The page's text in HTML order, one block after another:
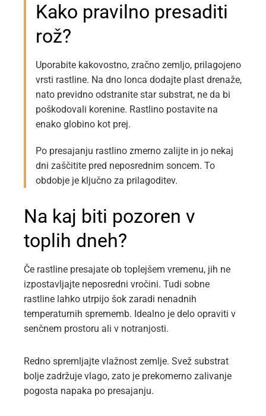
Kako pravilno presaditi
rož?
Uporabite kakovostno, zračno zemljo, prilagojeno
vrsti rastline. Na dno lonca dodajte plast drenaže,
nato previdno odstranite star substrat, ne da bi
poškodovali korenine. Rastlino postavite na
enako globino kot prej.
Po presajanju rastlino zmerno zalijte in jo nekaj
dni zaščitite pred neposrednim soncem. To
obdobje je ključno za prilagoditev.
Na kaj biti pozoren v
toplih dneh?
Če rastline presajate ob toplejšem vremenu, jih ne
izpostavljajte neposredni vročini. Tudi sobne
rastline lahko utrpijo šok zaradi nenadnih
temperaturnih sprememb. Idealno je delo opraviti v
senčnem prostoru ali v notranjosti.
Redno spremljajte vlažnost zemlje. Svež substrat
bolje zadržuje vlago, zato je prekomerno zalivanje
pogosta napaka po presajanju.